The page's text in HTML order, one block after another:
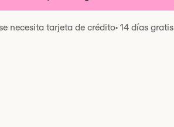
necesita tarjeta de crédito·14 días gratis